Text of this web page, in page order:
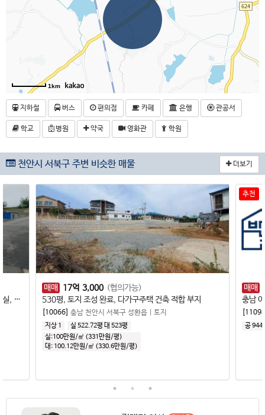
1km
지하철 버스 편의점 카페 은행 관공서
학교 병원 약국 영화관 학원
더보기
천안시 서북구 주변 비슷한 매물
500평 규모,나대지, 주차장, 야적장, 컨테이너 사무실, 2차선 도로 연접
매매 17억 3,000 (협의가능)
530평, 토지 조성 완료, 다가구주택 건축 적합 부지
[10066] 충남 천안시 서북구 성환읍 토지
지상 1 실 522.72평 대 523평
실:100만원/㎡ (331만원/평)
대: 100.12만원/㎡ (330.6만원/평)
추천
매매
충남
공